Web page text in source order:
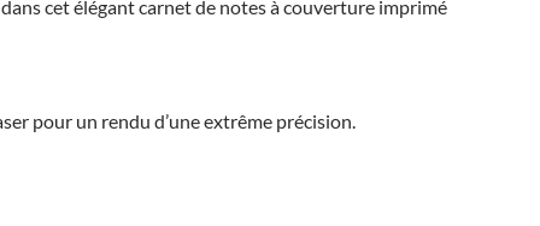
cet élégant carnet de notes à couverture imprimé
pour un rendu d’une extrême précision.